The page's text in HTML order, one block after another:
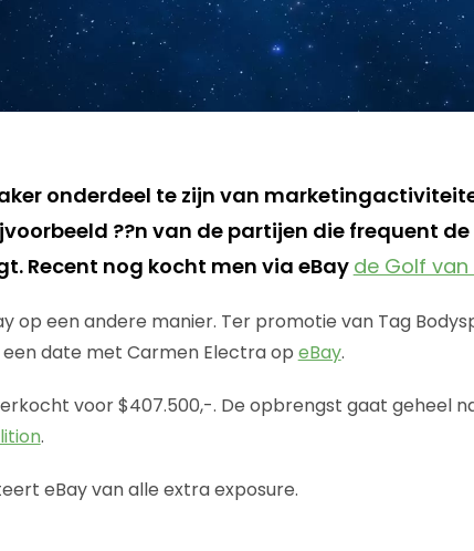
onderdeel te zijn van
??n van de partijen die frequent de
Recent nog kocht men via eBay de Golf
op een andere manier. Ter promotie van Tag
date met Carmen Electra op eBay.
voor $407.500,-. De opbrengst gaat geheel
.
eBay van alle extra exposure.